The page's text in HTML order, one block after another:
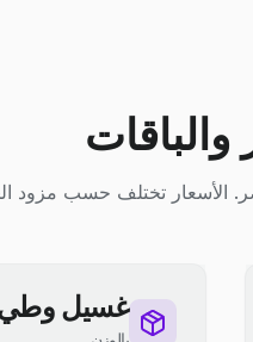
والباقات
الأسعار تختلف حسب مزود
غسيل